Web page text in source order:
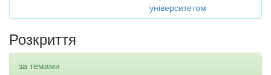
університетом
Розкриття
за темами